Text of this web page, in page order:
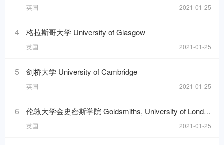
英国 2021-01-25
4 格拉斯哥大学 University of Glasgow
英国 2021-01-25
5 剑桥大学 University of Cambridge
英国 2021-01-25
6 伦敦大学金史密斯学院 Goldsmiths, University of London
英国 2021-01-25